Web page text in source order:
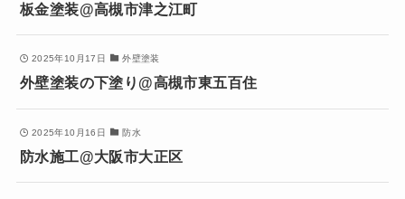
板金塗装@高槻市津之江町
2025年10月17日 外壁塗装
外壁塗装の下塗り@高槻市東五百住
2025年10月16日 防水
防水施工@大阪市大正区